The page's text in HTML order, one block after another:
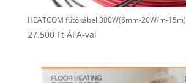
HEATCOM fűtőkábel 300W(6mm-20W/m-15m)
27.500 Ft ÁFA-val